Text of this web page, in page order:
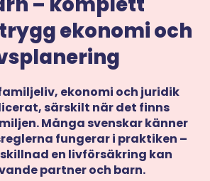
ekonomi och
ekonomi och juridik
särskilt när det finns
Många svenskar känner
fungerar i praktiken –
en livförsäkring kan
partner och barn.